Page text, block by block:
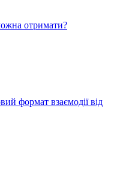
отримати?
формат взаємодії від